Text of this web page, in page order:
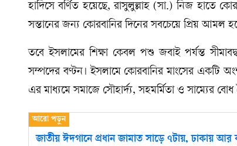
হাদিসে বর্ণিত হয়েছে, রাসুলুল্লাহ (সা.) নিজ
সন্তানের জন্য কোরবানির দিনের সবচেয়ে প্রিয় আমল
তবে ইসলামের শিক্ষা কেবল পশু জবাই পর্যন্ত
সম্পদের বণ্টন। ইসলামে কোরবানির মাংসের একটি
এর মাধ্যমে সমাজে সৌহার্দ্য, সহমর্মিতা ও সাম্যের বোধ
জাতীয় ঈদগানে প্রধান জামাত সাড়ে ৭টায়, ঢাকায়